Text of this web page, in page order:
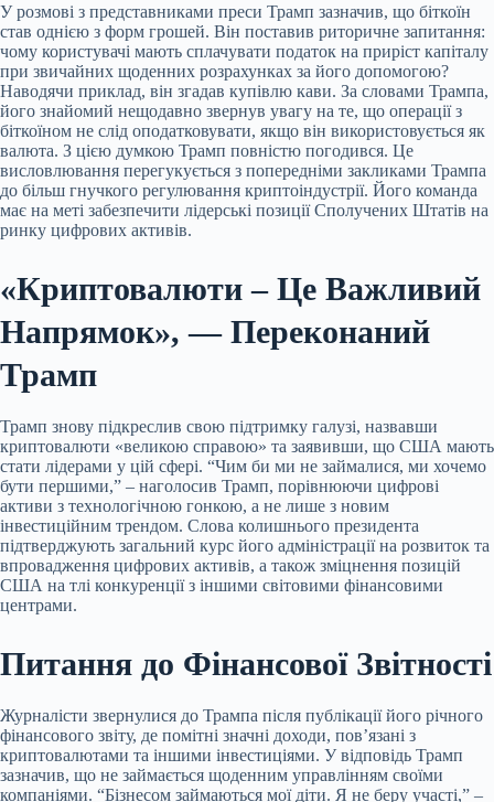
У розмові з представниками преси Трамп зазначив, що біткоїн
став однією з форм грошей. Він поставив риторичне запитання:
чому користувачі мають сплачувати податок на приріст капіталу
при звичайних щоденних розрахунках за його допомогою?
Наводячи приклад, він згадав купівлю кави. За словами Трампа,
його знайомий нещодавно звернув увагу на те, що операції з
біткоїном не слід оподатковувати, якщо він використовується як
валюта. З цією думкою Трамп повністю погодився. Це
висловлювання перегукується з попередніми закликами Трампа
до більш гнучкого регулювання криптоіндустрії. Його команда
має на меті забезпечити лідерські позиції Сполучених Штатів на
ринку цифрових активів.
«Криптовалюти – Це Важливий
Напрямок», — Переконаний
Трамп
Трамп знову підкреслив свою підтримку галузі, назвавши
криптовалюти «великою справою» та заявивши, що США мають
стати лідерами у цій сфері. “Чим би ми не займалися, ми хочемо
бути першими,” – наголосив Трамп, порівнюючи цифрові
активи з технологічною гонкою, а не лише з новим
інвестиційним трендом. Слова колишнього президента
підтверджують загальний курс його адміністрації на розвиток та
впровадження цифрових активів, а також зміцнення позицій
США на тлі конкуренції з іншими світовими фінансовими
центрами.
Питання до Фінансової Звітності
Журналісти звернулися до Трампа після публікації його річного
фінансового звіту, де помітні значні доходи, пов’язані з
криптовалютами та іншими інвестиціями. У відповідь Трамп
зазначив, що не займається щоденним управлінням своїми
компаніями. “Бізнесом займаються мої діти. Я не беру участі,” –